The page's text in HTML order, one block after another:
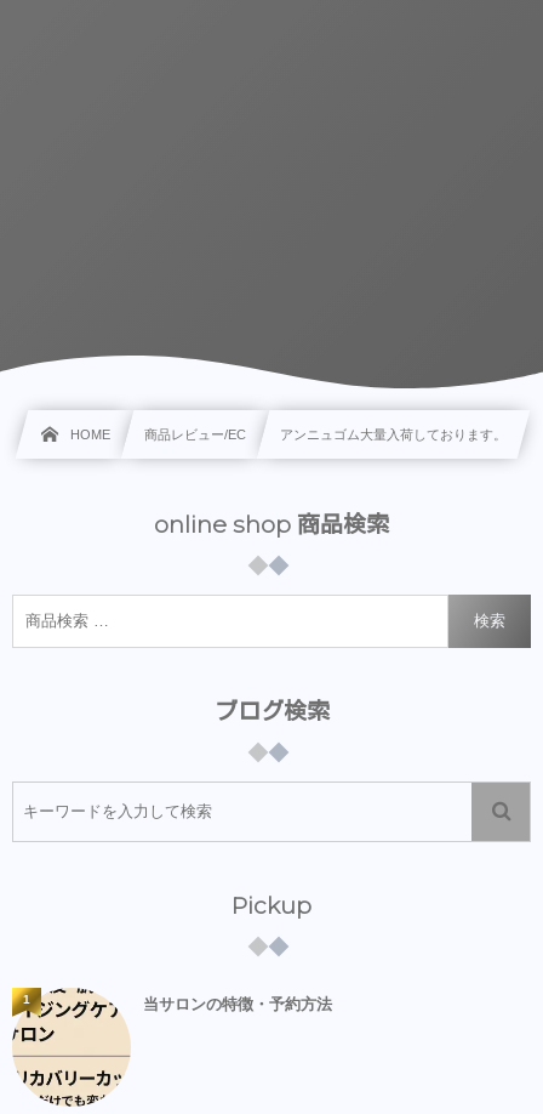
HOME 商品レビュー/EC アンニュゴム大量入荷しております。
online shop 商品検索
検索
ブログ検索
Pickup
当サロンの特徴・予約方法
1